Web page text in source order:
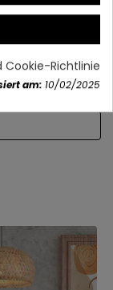
Richtlinie
am: 10/02/2025